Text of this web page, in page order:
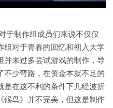
于制作组成员们来说不仅仅
组对于青春的回忆和初入大学
并未过多尝试游戏的制作，导
不少弯路，在资金本就不足的
是在这不利的条件下几经波折
候鸟》并不完美，但这是制作